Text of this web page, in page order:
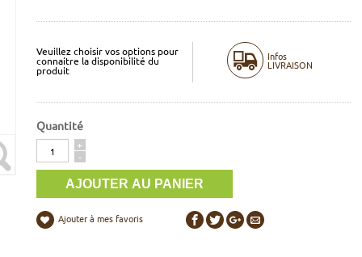
Veuillez choisir vos options pour
connaitre la disponibilité du
produit
Infos
LIVRAISON
Quantité
Quantité
+
-
Ajouter à mes favoris